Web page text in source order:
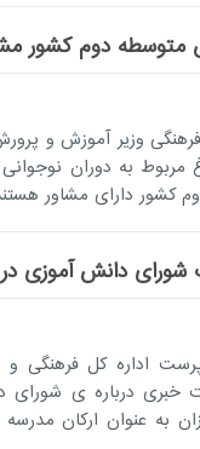
وزیر آموزش و
کشور دارای مشاور
شورای دانش آموزی
اداره کل فرهنگی و
درباره ی شورای
به عنوان ارکان